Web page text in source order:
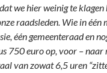
we hier weinig te klagen
raadsleden. Wie in één
één gemeenteraad en
750 euro op, voor – naar
van zowat 6,5 uren